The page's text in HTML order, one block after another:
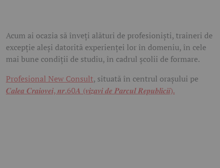
Acum ai ocazia să înveți alături de profesioniști, traineri de
excepție aleși datorită experienței lor în domeniu, în cele
mai bune condiții de studiu, în cadrul școlii de formare.
Profesional New Consult, situată în centrul orașului pe
𝑪𝒂𝒍𝒆𝒂 𝑪𝒓𝒂𝒊𝒐𝒗𝒆𝒊, 𝒏𝒓.60𝑨 (𝒗𝒊𝒛𝒂𝒗𝒊 𝒅𝒆 𝑷𝒂𝒓𝒄𝒖𝒍 𝑹𝒆𝒑𝒖𝒃𝒍𝒊𝒄𝒊𝒊).